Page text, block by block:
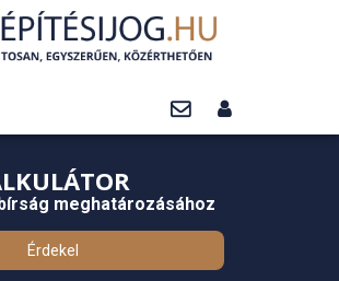
meghatározásához
Érdekel